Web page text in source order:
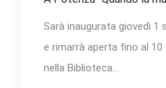
Sarà inaugurata giovedì 1
e rimarrà aperta fino al
nella Biblioteca...